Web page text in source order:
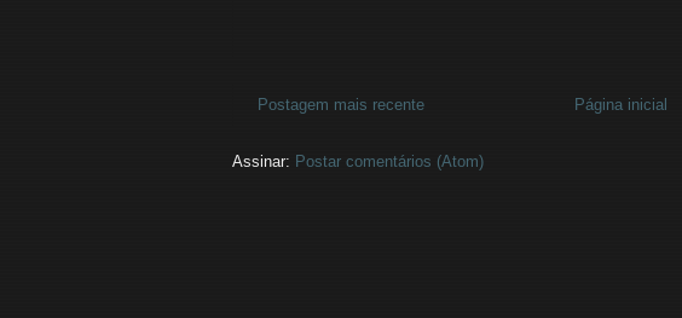
Postagem mais recente Página inicial
Assinar: Postar comentários (Atom)